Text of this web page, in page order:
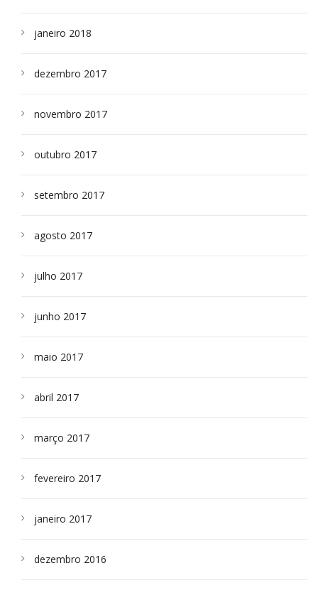
janeiro 2018
dezembro 2017
novembro 2017
outubro 2017
setembro 2017
agosto 2017
julho 2017
junho 2017
maio 2017
abril 2017
março 2017
fevereiro 2017
janeiro 2017
dezembro 2016